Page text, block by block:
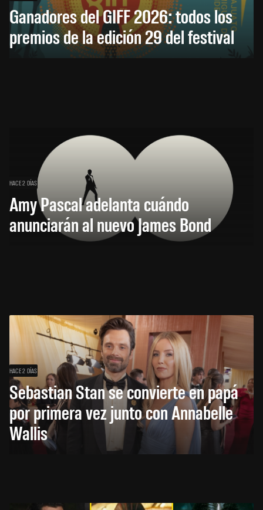
Ganadores del GIFF 2026: todos los
premios de la edición 29 del festival
HACE 2 DÍAS
Amy Pascal adelanta cuándo
anunciarán al nuevo James Bond
HACE 2 DÍAS
Sebastian Stan se convierte en papá
por primera vez junto con Annabelle
Wallis